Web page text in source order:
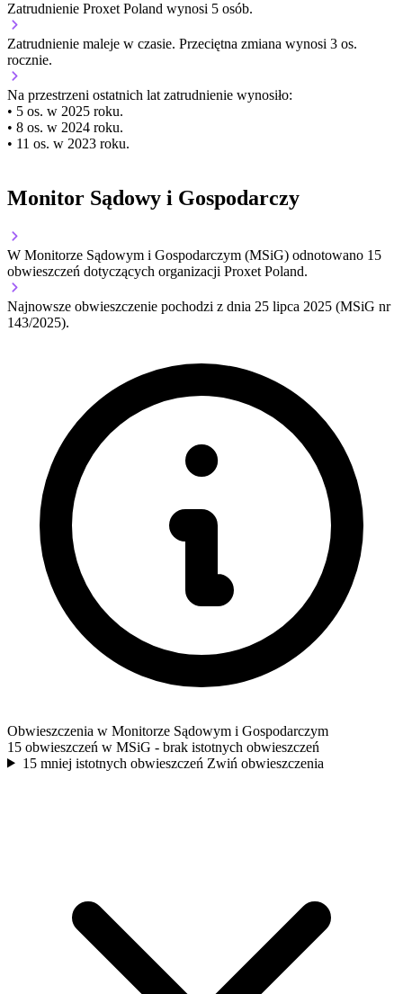
Zatrudnienie Proxet Poland wynosi 5 osób.
Zatrudnienie maleje w czasie. Przeciętna zmiana wynosi 3 os.
rocznie.
Na przestrzeni ostatnich lat zatrudnienie wynosiło:
• 5 os. w 2025 roku.
• 8 os. w 2024 roku.
• 11 os. w 2023 roku.
Monitor Sądowy i Gospodarczy
W Monitorze Sądowym i Gospodarczym (MSiG) odnotowano 15
obwieszczeń dotyczących organizacji Proxet Poland.
Najnowsze obwieszczenie pochodzi z dnia 25 lipca 2025 (MSiG nr
143/2025).
Obwieszczenia w Monitorze Sądowym i Gospodarczym
15 obwieszczeń w MSiG - brak istotnych obwieszczeń
15 mniej istotnych obwieszczeń Zwiń obwieszczenia